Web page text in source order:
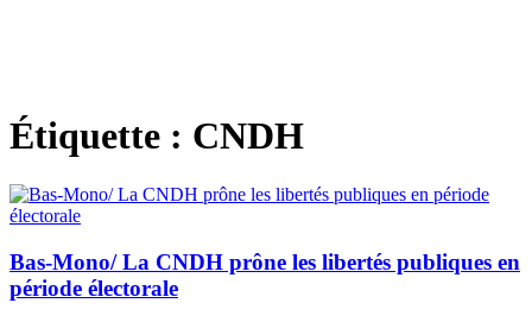
Étiquette : CNDH
Bas-Mono/ La CNDH prône les libertés publiques en
période électorale